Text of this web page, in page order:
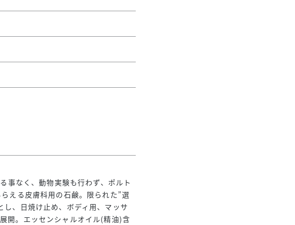
事なく、動物実験も行わず、ポルト
える皮膚科用の石鹸。限られた”選
、日焼け止め、ボディ用、マッサ
開。エッセンシャルオイル(精油)含